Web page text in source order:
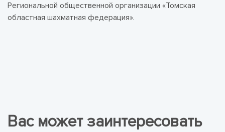
Региональной общественной организации «Томская
областная шахматная федерация».
Вас может заинтересовать